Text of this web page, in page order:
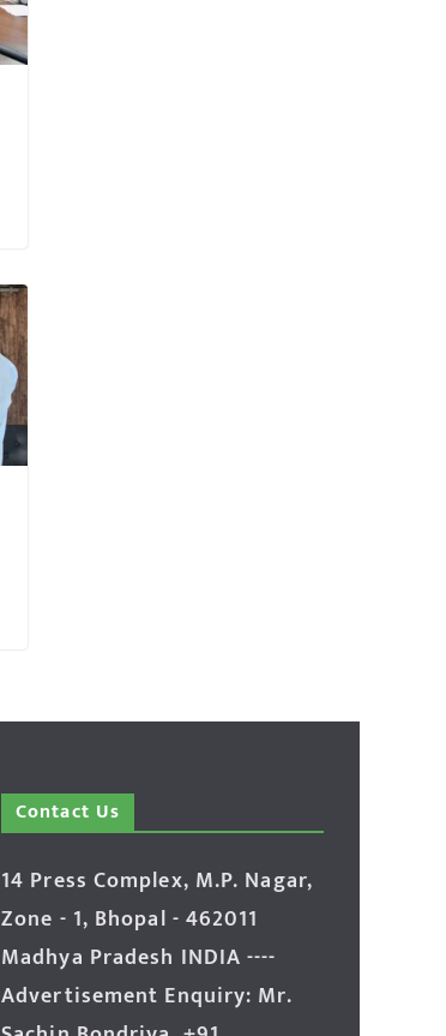
Contact Us
14 Press Complex, M.P. Nagar,
Zone - 1, Bhopal - 462011
Madhya Pradesh INDIA ----
Advertisement Enquiry: Mr.